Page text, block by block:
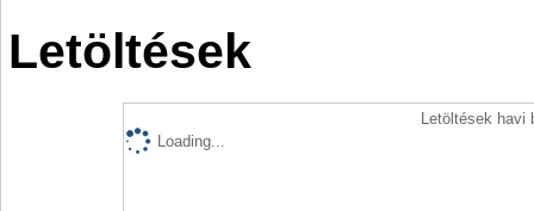
Letöltések
Letöltések
Loading...